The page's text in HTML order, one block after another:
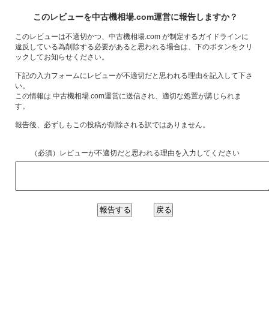
このレビューを中古機相場.com運営に報告しますか？
このレビューは不適切かつ、中古機相場.com が制定するガイドラインに
違反している為削除する必要があると思われる場合は、下のボタンをクリ
ックしてお知らせください。
下記の入力フォームにレビューが不適切だと思われる理由を記入して下さ
い。
この情報は 中古機相場.com運営に送信され、適切な処置が講じられま
す。
報告後、必ずしもこの投稿が削除される訳ではありません。
（必須）レビューが不適切だと思われる理由を入力してください